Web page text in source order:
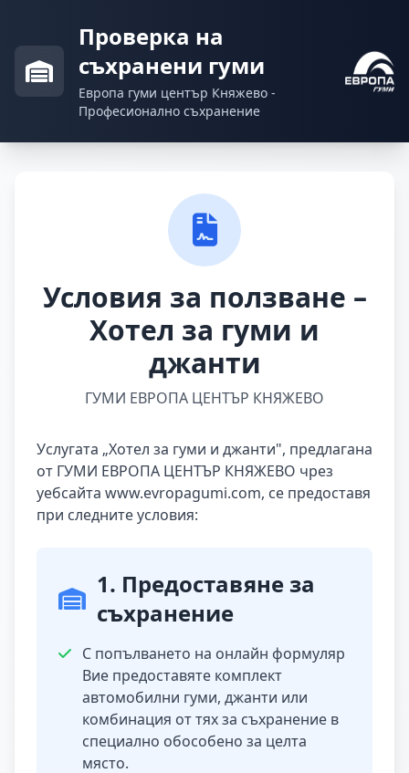
Проверка на
съхранени гуми
Европа гуми център Княжево -
Професионално съхранение
Условия за ползване –
Хотел за гуми и
джанти
ГУМИ ЕВРОПА ЦЕНТЪР КНЯЖЕВО
Услугата „Хотел за гуми и джанти", предлагана
от ГУМИ ЕВРОПА ЦЕНТЪР КНЯЖЕВО чрез
уебсайта www.evropagumi.com, се предоставя
при следните условия:
1. Предоставяне за
съхранение
С попълването на онлайн формуляр
Вие предоставяте комплект
автомобилни гуми, джанти или
комбинация от тях за съхранение в
специално обособено за целта
място.